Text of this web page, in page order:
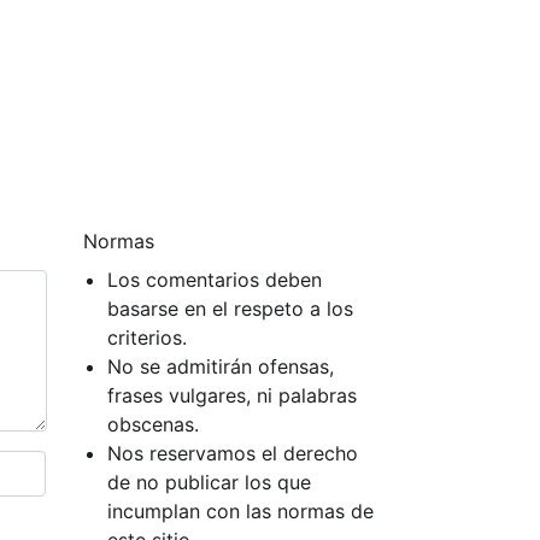
Normas
Los comentarios deben
basarse en el respeto a los
criterios.
No se admitirán ofensas,
frases vulgares, ni palabras
obscenas.
Nos reservamos el derecho
de no publicar los que
incumplan con las normas de